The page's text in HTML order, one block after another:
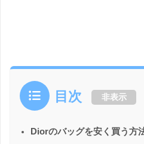
目次 非表示
Diorのバッグを安く買う方